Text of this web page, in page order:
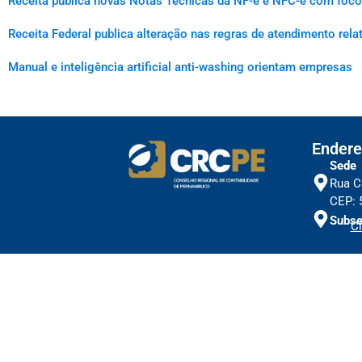
Receita Federal publica alteração nas regras de atendimento
Manual e inteligência artificial anti-washing orientam empresas
Sede
Rua
CEP: